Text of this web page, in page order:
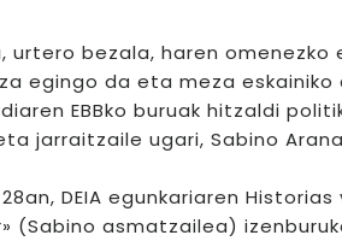
urtero bezala, haren omenezko
egingo da eta meza
EBBko buruak hitzaldi
jarraitzaile ugari, Sabino
DEIA egunkariaren
(Sabino asmatzailea)